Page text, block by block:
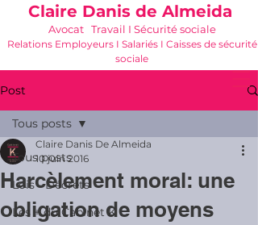
Claire Danis de Almeida
Avocat Travail I Sécurité sociale
Relations Employeurs I Salariés I Caisses de sécurité
sociale
Post
Tous posts
Lois - Décrets
Les + du Cabinet K
Tous posts
Harcèlement moral: une
obligation de moyens
Claire Danis De Almeida
10 juin 2016